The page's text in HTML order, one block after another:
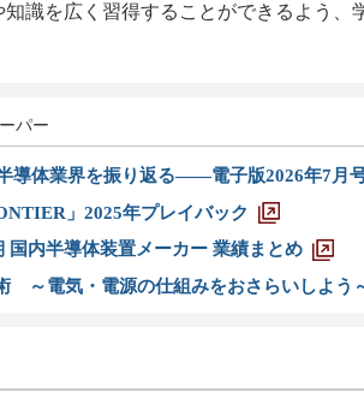
識を広く習得することができるよう、
パー
導体業界を振り返る――電子版2026年7月
」2025年プレイバック
国内半導体装置メーカー 業績まとめ
～電気・電源の仕組みをおさらいしよう